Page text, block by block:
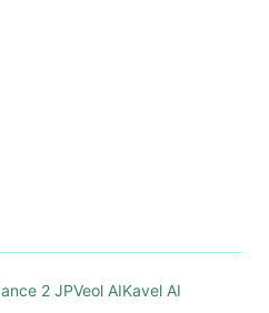
2 JPVeol AIKavel AI